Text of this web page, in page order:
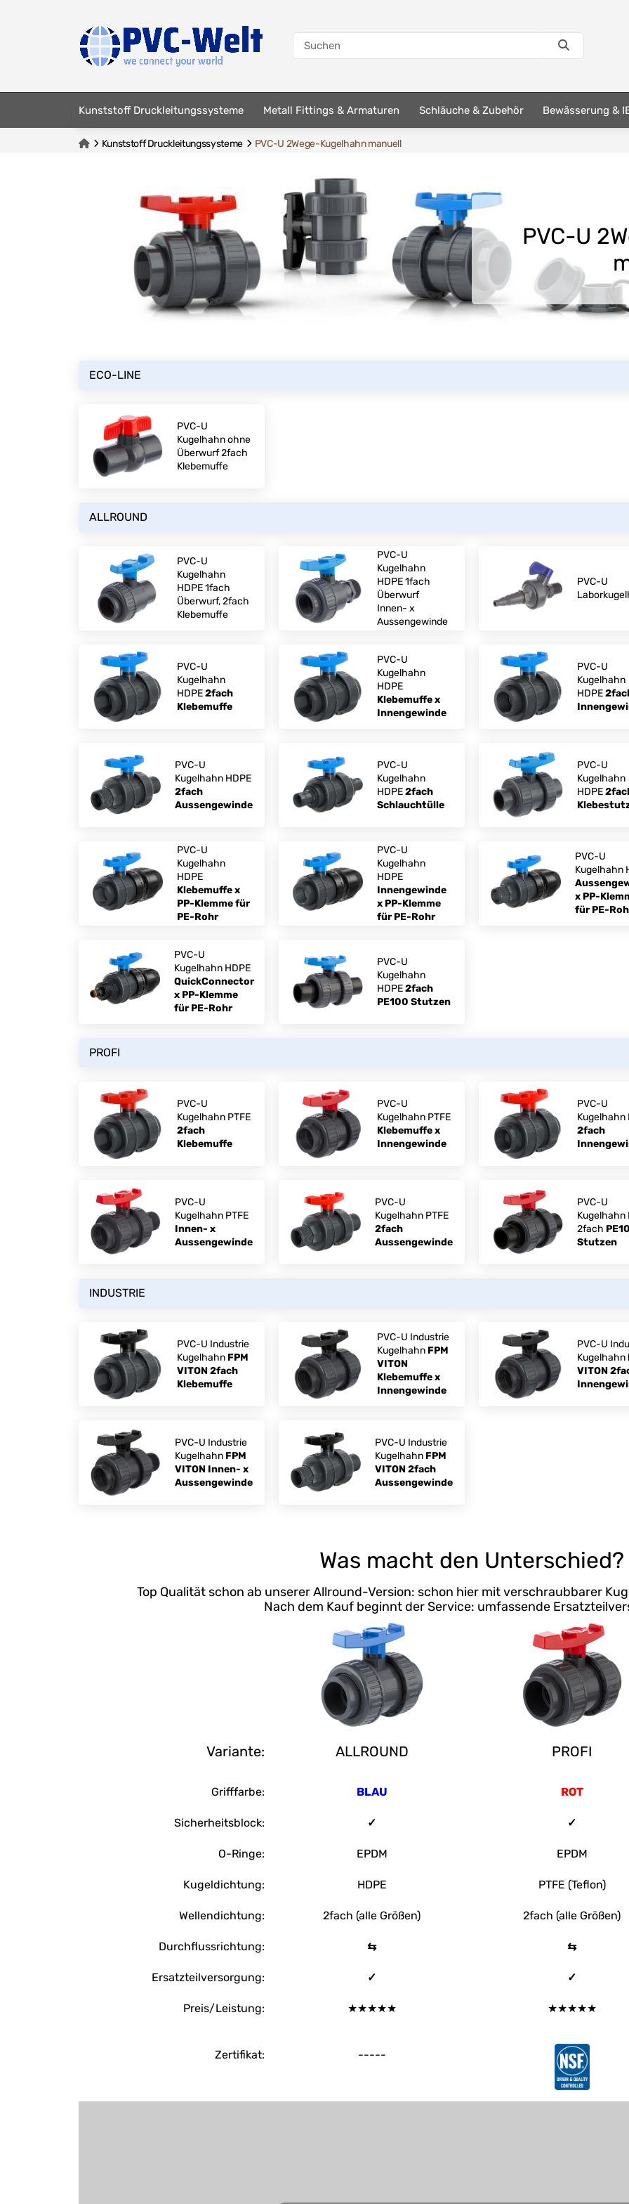
Kunststoff Druckleitungssysteme Metall Fittings & Armaturen Schläuche & Zubehör Bewässerung &
Kunststoff Druckleitungssysteme PVC-U 2Wege-Kugelhahn manuell
PVC-U
ECO-LINE
PVC-U
Kugelhahn ohne
Überwurf 2fach
Klebemuffe
ALLROUND
PVC-U
Kugelhahn
HDPE 1fach
Überwurf, 2fach
Klebemuffe
PVC-U
Kugelhahn
HDPE 1fach
Überwurf
Innen- x
Aussengewinde
PVC-U
PVC-U
Kugelhahn
HDPE2fach
Klebemuffe
PVC-U
Kugelhahn
HDPE
Klebemuffe x
Innengewinde
PVC-U
Kugelhahn
HDPE
PVC-U
Kugelhahn HDPE
2fach
Aussengewinde
PVC-U
Kugelhahn
HDPE2fach
Schlauchtülle
PVC-U
Kugelhahn
HDPE
PVC-U
Kugelhahn
HDPE
Klebemuffe x
PP-Klemme für
PE-Rohr
PVC-U
Kugelhahn
HDPE
Innengewinde
x PP-Klemme
für PE-Rohr
PVC-U
Kugelhahn
x PP-
für PE-
PVC-U
Kugelhahn HDPE
QuickConnector
x PP-Klemme
für PE-Rohr
PVC-U
Kugelhahn
HDPE2fach
PE100 Stutzen
PROFI
PVC-U
Kugelhahn PTFE
2fach
Klebemuffe
PVC-U
Kugelhahn PTFE
Klebemuffe x
Innengewinde
PVC-U
Kugelhahn
2fach
PVC-U
Kugelhahn PTFE
Innen- x
Aussengewinde
PVC-U
Kugelhahn PTFE
2fach
Aussengewinde
PVC-U
Kugelhahn
2fach
Stutzen
INDUSTRIE
PVC-U Industrie
Kugelhahn FPM
VITON 2fach
Klebemuffe
PVC-U Industrie
Kugelhahn FPM
VITON
Klebemuffe x
Innengewinde
PVC-U
Kugelhahn
VITON
PVC-U Industrie
Kugelhahn FPM
VITON Innen- x
Aussengewinde
PVC-U Industrie
Kugelhahn FPM
VITON 2fach
Aussengewinde
Was macht den Unterschied?
Top Qualität schon ab unserer Allround-Version: schon hier mit verschraubbarer
Nach dem Kauf beginnt der Service: umfassende
Variante:
Grifffarbe:
Sicherheitsblock:
O-Ringe:
Kugeldichtung:
Wellendichtung:
Durchflussrichtung:
Ersatzteilversorgung:
Preis/Leistung:
Zertifikat:
ALLROUND
BLAU
✓
EPDM
HDPE
2fach (alle Größen)
⇆
✓
★★★★★
-----
PROFI
ROT
✓
EPDM
PTFE (Teflon)
2fach (alle Größen)
⇆
✓
★★★★★